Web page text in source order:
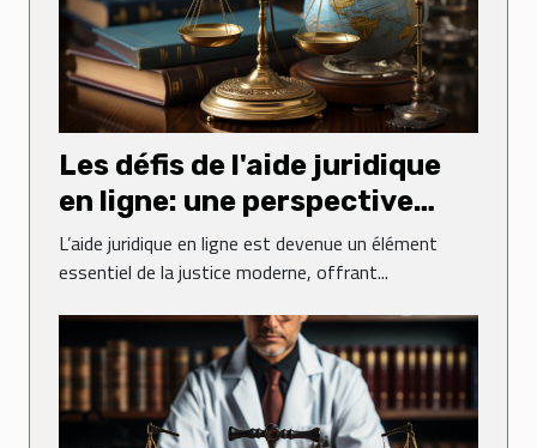
Les défis de l'aide juridique
en ligne: une perspective
globale
L’aide juridique en ligne est devenue un élément
essentiel de la justice moderne, offrant...